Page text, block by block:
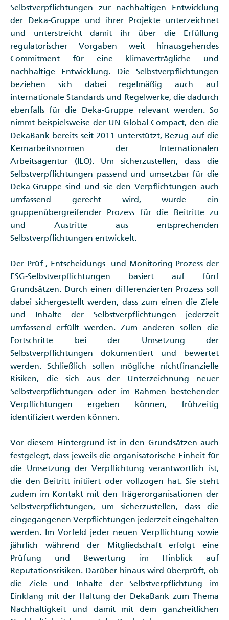
Selbstverpflichtungen zur nachhaltigen Entwicklung
der Deka-Gruppe und ihrer Projekte unterzeichnet
und unterstreicht damit ihr über die Erfüllung
regulatorischer Vorgaben weit hinausgehendes
Commitment für eine klimaverträgliche und
nachhaltige Entwicklung. Die Selbstverpflichtungen
beziehen sich dabei regelmäßig auch auf
internationale Standards und Regelwerke, die dadurch
ebenfalls für die Deka-Gruppe relevant werden. So
nimmt beispielsweise der UN Global Compact, den die
DekaBank bereits seit 2011 unterstützt, Bezug auf die
Kernarbeitsnormen der Internationalen
Arbeitsagentur (ILO). Um sicherzustellen, dass die
Selbstverpflichtungen passend und umsetzbar für die
Deka-Gruppe sind und sie den Verpflichtungen auch
umfassend gerecht wird, wurde ein
gruppenübergreifender Prozess für die Beitritte zu
und Austritte aus entsprechenden
Selbstverpflichtungen entwickelt.
Der Prüf-, Entscheidungs- und Monitoring-Prozess der
ESG-Selbstverpflichtungen basiert auf fünf
Grundsätzen. Durch einen differenzierten Prozess soll
dabei sichergestellt werden, dass zum einen die Ziele
und Inhalte der Selbstverpflichtungen jederzeit
umfassend erfüllt werden. Zum anderen sollen die
Fortschritte bei der Umsetzung der
Selbstverpflichtungen dokumentiert und bewertet
werden. Schließlich sollen mögliche nichtfinanzielle
Risiken, die sich aus der Unterzeichnung neuer
Selbstverpflichtungen oder im Rahmen bestehender
Verpflichtungen ergeben können, frühzeitig
identifiziert werden können.
Vor diesem Hintergrund ist in den Grundsätzen auch
festgelegt, dass jeweils die organisatorische Einheit für
die Umsetzung der Verpflichtung verantwortlich ist,
die den Beitritt initiiert oder vollzogen hat. Sie steht
zudem im Kontakt mit den Trägerorganisationen der
Selbstverpflichtungen, um sicherzustellen, dass die
eingegangenen Verpflichtungen jederzeit eingehalten
werden. Im Vorfeld jeder neuen Verpflichtung sowie
jährlich während der Mitgliedschaft erfolgt eine
Prüfung und Bewertung im Hinblick auf
Reputationsrisiken. Darüber hinaus wird überprüft, ob
die Ziele und Inhalte der Selbstverpflichtung im
Einklang mit der Haltung der DekaBank zum Thema
Nachhaltigkeit und damit mit dem ganzheitlichen